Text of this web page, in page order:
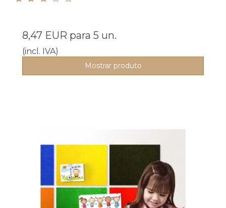
8,47 EUR para 5 un.
(incl. IVA)
Mostrar produto